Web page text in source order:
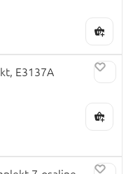
E3137A